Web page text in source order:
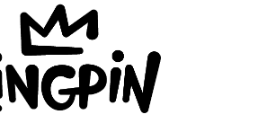
2016-10-25
WRÓĆ DO WPISÓW